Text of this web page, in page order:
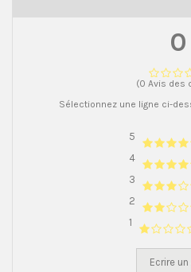
0
(0 Avis des
Sélectionnez une ligne ci-
5
4
3
2
1
Ecrire un